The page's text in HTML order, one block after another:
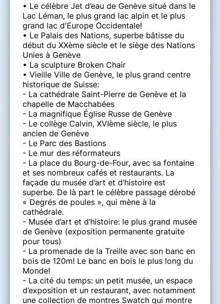
• Le célèbre Jet d’eau de Genève situé dans le
Lac Léman, le plus grand lac alpin et le plus
grand lac d'Europe Occidentale!
• Le Palais des Nations, superbe bâtisse du
début du XXème siècle et le siège des Nations
Unies à Genève
• La sculpture Broken Chair
• Vieille Ville de Genève, le plus grand centre
historique de Suisse:
- La cathédrale Saint-Pierre de Genève et la
chapelle de Macchabées
- La magnifique Église Russe de Genève
- Le collège Calvin, XVIème siècle, le plus
ancien de Genève
- Le Parc des Bastions
- Le mur des réformateurs
- La place du Bourg-de-Four, avec sa fontaine
et ses nombreux cafés et restaurants. La
façade du musée d’art et d’histoire est
superbe. De là part le célèbre passage dérobé
« Degrés de poules », qui mène à la
cathédrale.
- Musée d’art et d’histoire: le plus grand musée
de Genève (exposition permanente gratuite
pour tous)
- La promenade de la Treille avec son banc en
bois de 120m! Le banc en bois le plus long du
Monde!
- La cité du temps: un petit musée, un espace
d’exposition et un restaurant, avec notamment
une collection de montres Swatch qui montre